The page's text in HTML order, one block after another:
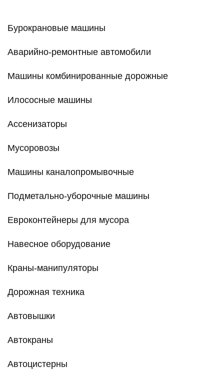
Бурокрановые машины
Аварийно-ремонтные автомобили
Машины комбинированные дорожные
Илососные машины
Ассенизаторы
Мусоровозы
Машины каналопромывочные
Подметально-уборочные машины
Евроконтейнеры для мусора
Навесное оборудование
Краны-манипуляторы
Дорожная техника
Автовышки
Автокраны
Автоцистерны